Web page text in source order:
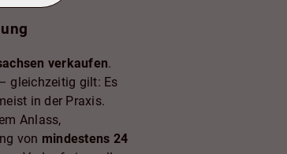
verkaufen.
gleichzeitig gilt: Es
in der Praxis.
Anlass,
von mindestens 24